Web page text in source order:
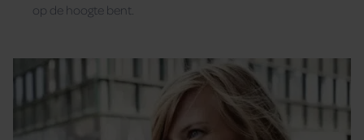
op de hoogte bent.